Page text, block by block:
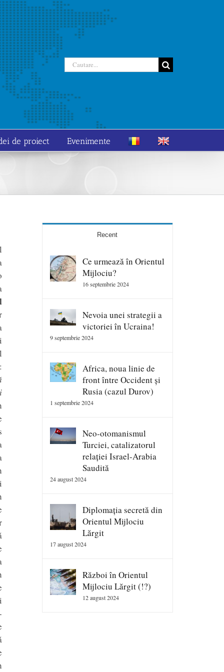
Cautare...
de proiect Evenimente
Recent
Ce urmează în Orientul
Mijlociu?
16 septembrie 2024
Nevoia unei strategii a
victoriei în Ucraina!
9 septembrie 2024
Africa, noua linie de
front între Occident și
Rusia (cazul Durov)
1 septembrie 2024
Neo-otomanismul
Turciei, catalizatorul
relației Israel-Arabia
Saudită
24 august 2024
Diplomația secretă din
Orientul Mijlociu
Lărgit
17 august 2024
Război în Orientul
Mijlociu Lărgit (!?)
12 august 2024